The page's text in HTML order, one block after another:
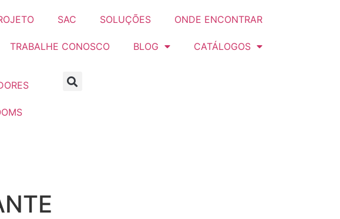
SAC SOLUÇÕES ONDE ENCONTRAR
TRABALHE CONOSCO BLOG CATÁLOGOS